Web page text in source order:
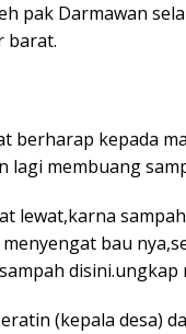
pak Darmawan
barat.
berharap kepada
lagi membuang
lewat,karna
bau
disini.ungkap
(kepala desa)